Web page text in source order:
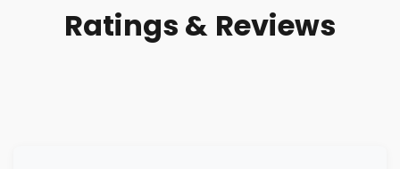
Ratings & Reviews